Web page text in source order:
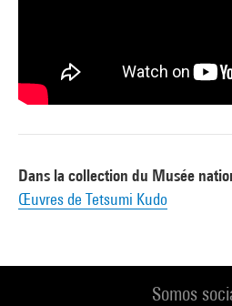
Dans la collection du Musée
Œuvres de Tetsumi Kudo
Somos